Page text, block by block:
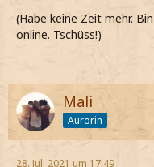
(Habe keine Zeit mehr.
online. Tschüss!)
Mali
Aurorin
28. Juli 2021 um 17:49